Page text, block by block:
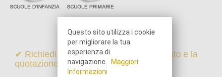
✔ Richiedi online il programma dettagliato e la
quotazione di questo viaggio
Questo sito utilizza i cookie
per migliorare la tua
esperienza di
navigazione.
Maggiori
Informazioni